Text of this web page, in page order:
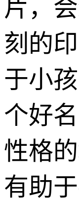
片，
刻的
于小
个好
性格
有助